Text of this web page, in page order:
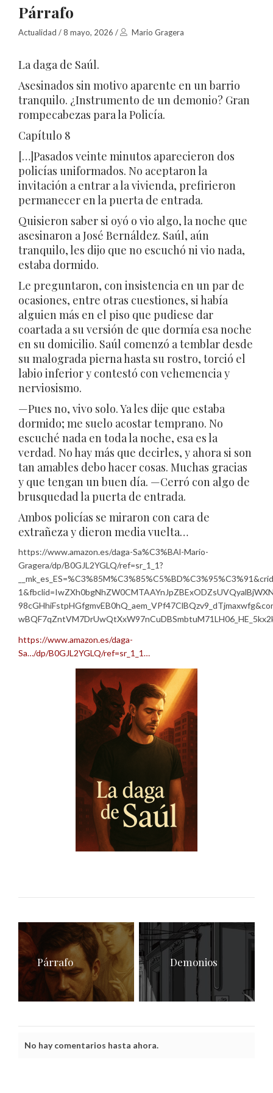
Párrafo
Actualidad /8 mayo, 2026 / Mario Gragera
La daga de Saúl.
Asesinados sin motivo aparente en un barrio
tranquilo. ¿Instrumento de un demonio? Gran
rompecabezas para la Policía.
Capítulo 8
[…]Pasados veinte minutos aparecieron dos
policías uniformados. No aceptaron la
invitación a entrar a la vivienda, prefirieron
permanecer en la puerta de entrada.
Quisieron saber si oyó o vio algo, la noche que
asesinaron a José Bernáldez. Saúl, aún
tranquilo, les dijo que no escuchó ni vio nada,
estaba dormido.
Le preguntaron, con insistencia en un par de
ocasiones, entre otras cuestiones, si había
alguien más en el piso que pudiese dar
coartada a su versión de que dormía esa noche
en su domicilio. Saúl comenzó a temblar desde
su malograda pierna hasta su rostro, torció el
labio inferior y contestó con vehemencia y
nerviosismo.
—Pues no, vivo solo. Ya les dije que estaba
dormido; me suelo acostar temprano. No
escuché nada en toda la noche, esa es la
verdad. No hay más que decirles, y ahora si son
tan amables debo hacer cosas. Muchas gracias
y que tengan un buen día. —Cerró con algo de
brusquedad la puerta de entrada.
Ambos policías se miraron con cara de
extrañeza y dieron media vuelta…
https://www.amazon.es/daga-Sa%C3%BAl-Mario-
Gragera/dp/B0GJL2YGLQ/ref=sr_1_1?
https://www.amazon.es/daga-
Sa…/dp/B0GJL2YGLQ/ref=sr_1_1…
Demonios
Párrafo
No hay comentarios hasta ahora.